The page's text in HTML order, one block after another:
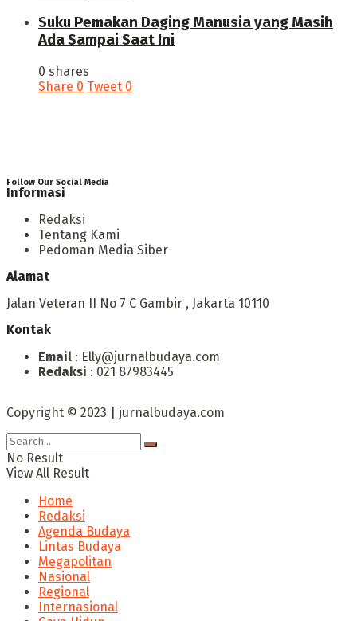
‎Suku Pemakan Daging Manusia yang Masih
Ada Sampai Saat Ini
0 shares
Share 0 Tweet 0
Follow Our Social Media
Informasi
Redaksi
Tentang Kami
Pedoman Media Siber
Alamat
Jalan Veteran II No 7 C Gambir , Jakarta 10110
Kontak
Email : Elly@jurnalbudaya.com
Redaksi : 021 87983445
Copyright © 2023 | jurnalbudaya.com
No Result
View All Result
Home
Redaksi
Agenda Budaya
Lintas Budaya
Megapolitan
Nasional
Regional
Internasional